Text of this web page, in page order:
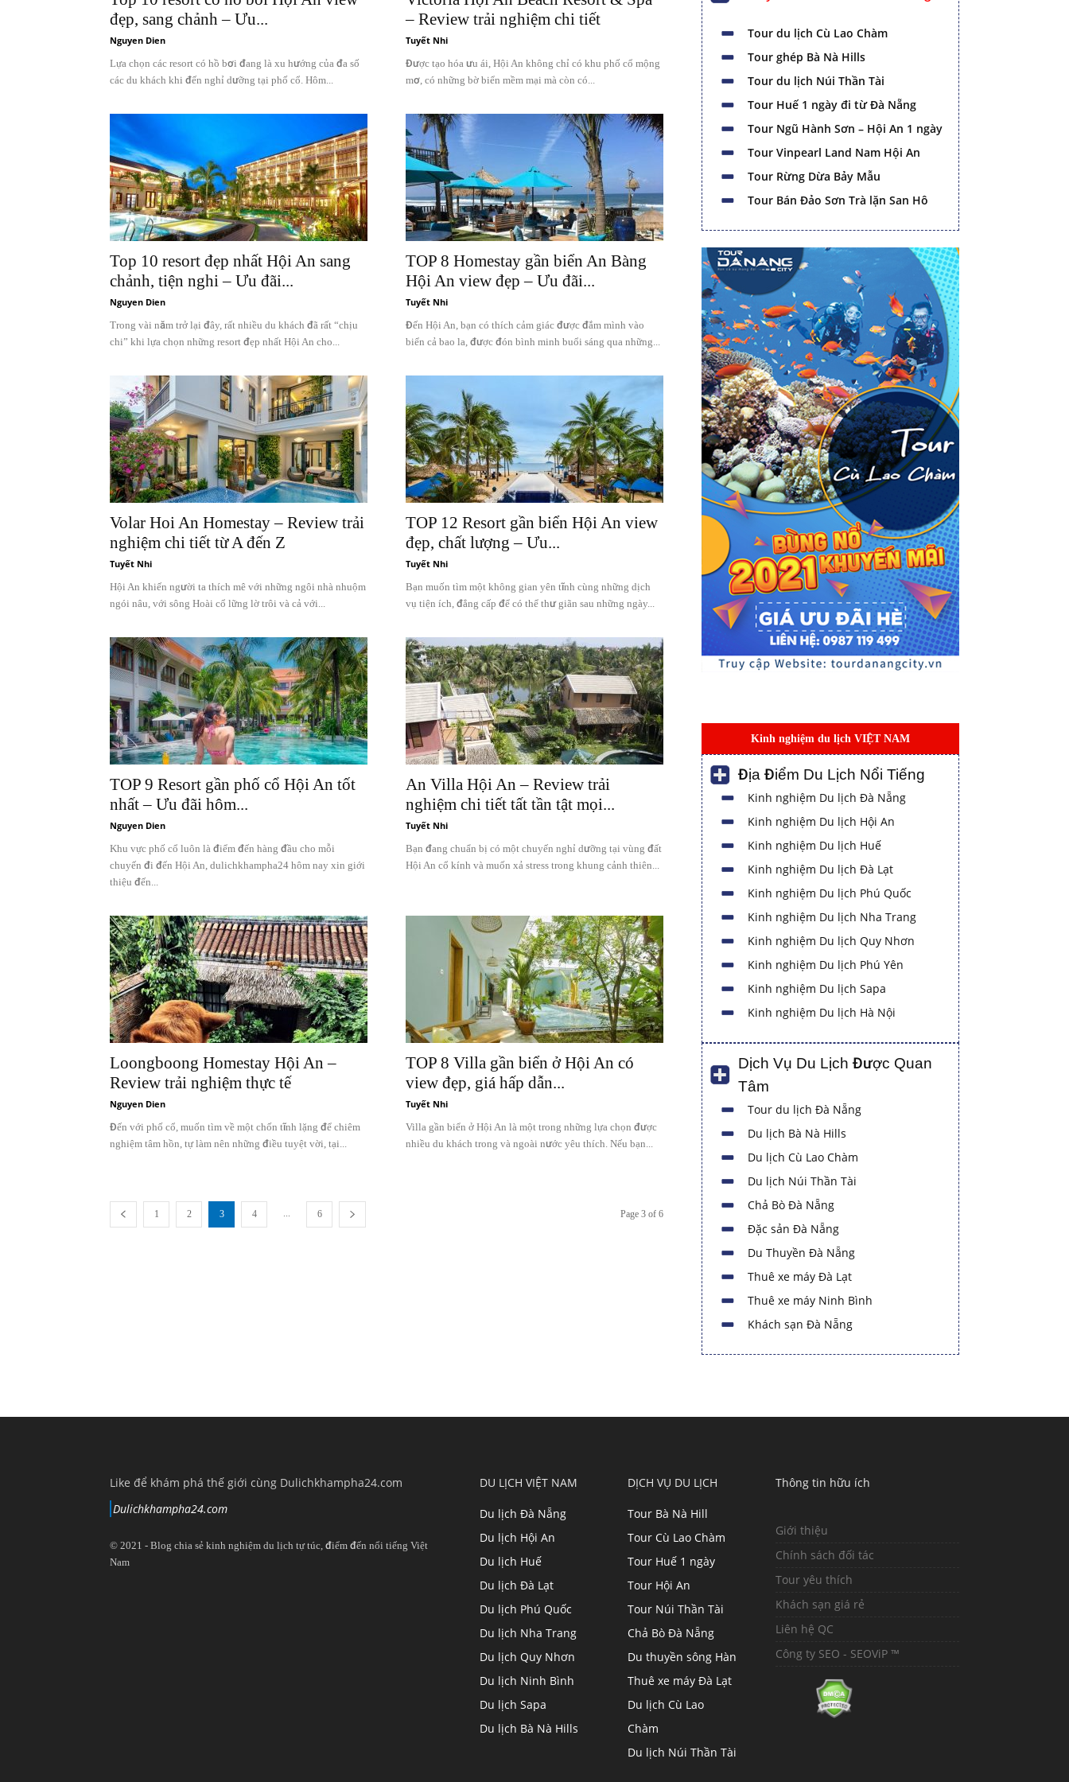
đẹp, sang chảnh – Ưu...
Nguyen Dien
Lựa chọn các resort có hồ bơi đang là xu hướng của đa số
các du khách khi đến nghỉ dưỡng tại phố cổ. Hôm...
– Review trải nghiệm chi tiết
Tuyết Nhi
Được tạo hóa ưu ái, Hội An không chỉ có khu phố cổ mộng
mơ, có những bờ biển mềm mại mà còn có...
Top 10 resort đẹp nhất Hội An sang
chảnh, tiện nghi – Ưu đãi...
Nguyen Dien
Trong vài năm trở lại đây, rất nhiều du khách đã rất “chịu
chi” khi lựa chọn những resort đẹp nhất Hội An cho...
TOP 8 Homestay gần biển An Bàng
Hội An view đẹp – Ưu đãi...
Tuyết Nhi
Đến Hội An, bạn có thích cảm giác được đắm mình vào
biển cả bao la, được đón bình minh buổi sáng qua những...
Volar Hoi An Homestay – Review trải
nghiệm chi tiết từ A đến Z
Tuyết Nhi
Hội An khiến người ta thích mê với những ngôi nhà nhuộm
ngói nâu, với sông Hoài cổ lững lờ trôi và cả với...
TOP 12 Resort gần biển Hội An view
đẹp, chất lượng – Ưu...
Tuyết Nhi
Bạn muốn tìm một không gian yên tĩnh cùng những dịch
vụ tiện ích, đẳng cấp để có thể thư giãn sau những ngày...
TOP 9 Resort gần phố cổ Hội An tốt
nhất – Ưu đãi hôm...
Nguyen Dien
Khu vực phố cổ luôn là điểm đến hàng đầu cho mỗi
chuyến đi đến Hội An, dulichkhampha24 hôm nay xin giới
thiệu đến...
An Villa Hội An – Review trải
nghiệm chi tiết tất tần tật mọi...
Tuyết Nhi
Bạn đang chuẩn bị có một chuyến nghỉ dưỡng tại vùng đất
Hội An cổ kính và muốn xả stress trong khung cảnh thiên...
Loongboong Homestay Hội An –
Review trải nghiệm thực tế
Nguyen Dien
Đến với phố cổ, muốn tìm về một chốn tĩnh lặng để chiêm
nghiệm tâm hồn, tự làm nên những điều tuyệt vời, tại...
TOP 8 Villa gần biển ở Hội An có
view đẹp, giá hấp dẫn...
Tuyết Nhi
Villa gần biển ở Hội An là một trong những lựa chọn được
nhiều du khách trong và ngoài nước yêu thích. Nếu bạn...
1 2 3 4 ... 6 Page 3 of 6
Tour du lịch Cù Lao Chàm
Tour ghép Bà Nà Hills
Tour du lịch Núi Thần Tài
Tour Huế 1 ngày đi từ Đà Nẵng
Tour Ngũ Hành Sơn – Hội An 1 ngày
Tour Vinpearl Land Nam Hội An
Tour Rừng Dừa Bảy Mẫu
Tour Bán Đảo Sơn Trà lặn San Hô
Kinh nghiệm du lịch VIỆT NAM
Địa Điểm Du Lịch Nổi Tiếng
Kinh nghiệm Du lịch Đà Nẵng
Kinh nghiệm Du lịch Hội An
Kinh nghiệm Du lịch Huế
Kinh nghiệm Du lịch Đà Lạt
Kinh nghiệm Du lịch Phú Quốc
Kinh nghiệm Du lịch Nha Trang
Kinh nghiệm Du lịch Quy Nhơn
Kinh nghiệm Du lịch Phú Yên
Kinh nghiệm Du lịch Sapa
Kinh nghiệm Du lịch Hà Nội
Dịch Vụ Du Lịch Được Quan
Tâm
Tour du lịch Đà Nẵng
Du lịch Bà Nà Hills
Du lịch Cù Lao Chàm
Du lịch Núi Thần Tài
Chả Bò Đà Nẵng
Đặc sản Đà Nẵng
Du Thuyền Đà Nẵng
Thuê xe máy Đà Lạt
Thuê xe máy Ninh Bình
Khách sạn Đà Nẵng
Like để khám phá thế giới cùng Dulichkhampha24.com
Dulichkhampha24.com
© 2021 - Blog chia sẻ kinh nghiệm du lịch tự túc, điểm đến nổi tiếng Việt
Nam
DU LỊCH VIỆT NAM
Du lịch Đà Nẵng
Du lịch Hội An
Du lịch Huế
Du lịch Đà Lạt
Du lịch Phú Quốc
Du lịch Nha Trang
Du lịch Quy Nhơn
Du lịch Ninh Bình
Du lịch Sapa
Du lịch Bà Nà Hills
DỊCH VỤ DU LỊCH
Tour Bà Nà Hill
Tour Cù Lao Chàm
Tour Huế 1 ngày
Tour Hội An
Tour Núi Thần Tài
Chả Bò Đà Nẵng
Du thuyền sông Hàn
Thuê xe máy Đà Lạt
Du lịch Cù Lao
Chàm
Du lịch Núi Thần Tài
Thông tin hữu ích
Giới thiệu
Chính sách đối tác
Tour yêu thích
Khách sạn giá rẻ
Liên hệ QC
Công ty SEO - SEOViP ™